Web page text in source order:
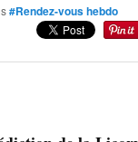
#Rendez-vous hebdo